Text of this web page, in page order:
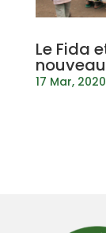
Le Fida
17 Mar, 2020